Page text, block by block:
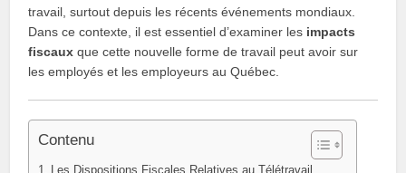
travail, surtout depuis les récents événements mondiaux.
Dans ce contexte, il est essentiel d’examiner les impacts
fiscaux que cette nouvelle forme de travail peut avoir sur
les employés et les employeurs au Québec.
Contenu
Les Dispositions Fiscales Relatives au Télétravail